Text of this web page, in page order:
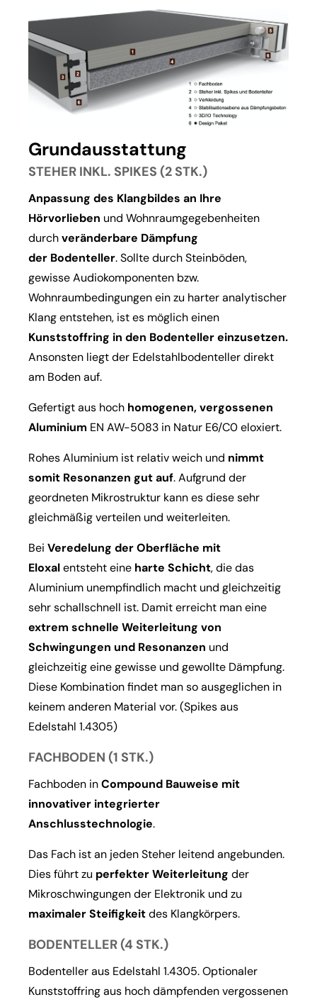
Grundausstattung
STEHER INKL. SPIKES (2 STK.)
Anpassung des Klangbildes an Ihre
Hörvorlieben und Wohnraumgegebenheiten
durchveränderbare Dämpfung
der Bodenteller. Sollte durch Steinböden,
gewisse Audiokomponenten bzw.
Wohnraumbedingungen ein zu harter analytischer
Klang entstehen, ist es möglich einen
Kunststoffring in den Bodenteller einzusetzen.
Ansonsten liegt der Edelstahlbodenteller direkt
am Boden auf.
Gefertigt aus hoch homogenen, vergossenen
Aluminium EN AW-5083 in Natur E6/C0 eloxiert.
Rohes Aluminium ist relativ weich und nimmt
somit Resonanzen gut auf. Aufgrund der
geordneten Mikrostruktur kann es diese sehr
gleichmäßig verteilen und weiterleiten.
Bei Veredelung der Oberfläche mit
Eloxalentsteht eine harte Schicht, die das
Aluminium unempfindlich macht und gleichzeitig
sehr schallschnell ist. Damit erreicht man eine
extrem schnelle Weiterleitung von
Schwingungen und Resonanzen und
gleichzeitig eine gewisse und gewollte Dämpfung.
Diese Kombination findet man so ausgeglichen in
keinem anderen Material vor. (Spikes aus
Edelstahl 1.4305)
FACHBODEN (1 STK.)
Fachboden inCompound Bauweise mit
innovativer integrierter
Anschlusstechnologie.
Das Fach ist an jeden Steher leitend angebunden.
Dies führt zu perfekter Weiterleitung der
Mikroschwingungen der Elektronik und zu
maximaler Steifigkeitdes Klangkörpers.
BODENTELLER (4 STK.)
Bodenteller aus Edelstahl 1.4305. Optionaler
Kunststoffring aus hoch dämpfenden vergossenen